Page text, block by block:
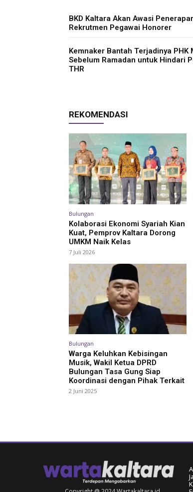
BKD Kaltara Akan Awasi
Rekrutmen Pegawai Honorer
Kemnaker Bantah Terjadinya PHK
Sebelum Ramadan untuk Hindari
THR
REKOMENDASI
Bulungan
Kolaborasi Ekonomi Syariah Kian
Kuat, Pemprov Kaltara Dorong
UMKM Naik Kelas
7 Juli 2026
Bulungan
Warga Keluhkan Kebisingan
Musik, Wakil Ketua DPRD
Bulungan Tasa Gung Siap
Koordinasi dengan Pihak Terkait
2 Juni 2025